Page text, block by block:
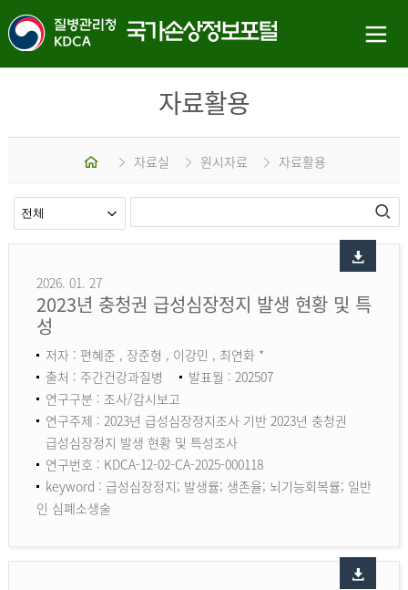
자료활용
홈 자료실 원시자료 자료활용
2026. 01. 27
2023년 충청권 급성심장정지 발생 현황 및 특
성
저자 : 편혜준 , 장준형 , 이강민 , 최연화 *
출처 : 주간건강과질병
발표월 : 202507
연구구분 : 조사/감시보고
연구주제 : 2023년 급성심장정지조사 기반 2023년 충청권
급성심장정지 발생 현황 및 특성조사
연구번호 : KDCA-12-02-CA-2025-000118
keyword : 급성심장정지; 발생률; 생존율; 뇌기능회복률; 일반
인 심폐소생술